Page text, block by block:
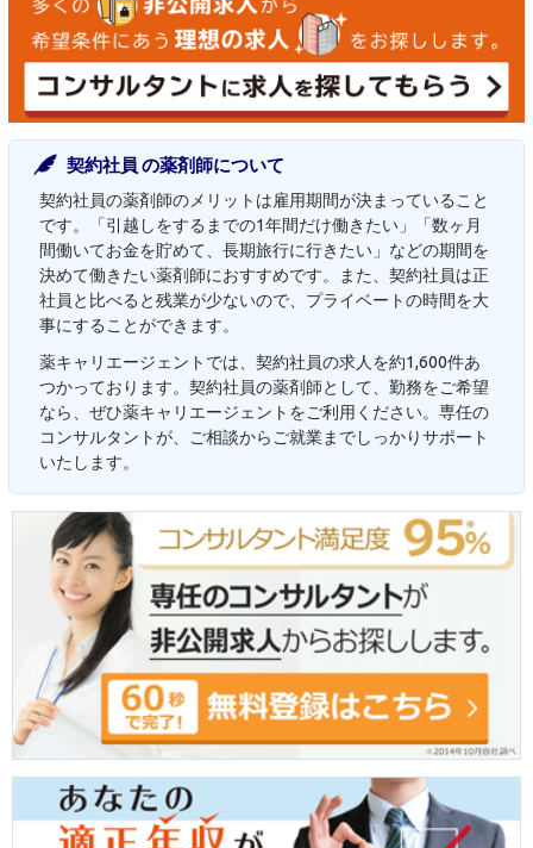
契約社員 の薬剤師について
契約社員の薬剤師のメリットは雇用期間が決まっていること
です。「引越しをするまでの1年間だけ働きたい」「数ヶ月
間働いてお金を貯めて、長期旅行に行きたい」などの期間を
決めて働きたい薬剤師におすすめです。また、契約社員は正
社員と比べると残業が少ないので、プライベートの時間を大
事にすることができます。
薬キャリエージェントでは、契約社員の求人を約1,600件あ
つかっております。契約社員の薬剤師として、勤務をご希望
なら、ぜひ薬キャリエージェントをご利用ください。専任の
コンサルタントが、ご相談からご就業までしっかりサポート
いたします。